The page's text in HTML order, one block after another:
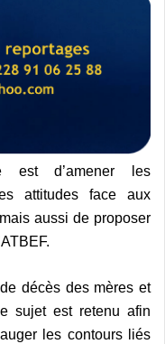
est d’amener les
attitudes face aux
aussi de proposer
décès des mères et
sujet est retenu afin
les contours liés